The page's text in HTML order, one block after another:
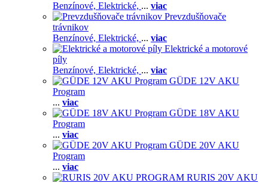
Benzínové, Elektrické, ... viac
Prevzdušňovače
trávnikov
Benzínové, Elektrické, ... viac
Elektrické a motorové
píly
Benzínové, Elektrické, ... viac
GÜDE 12V AKU
Program
... viac
GÜDE 18V AKU
Program
... viac
GÜDE 20V AKU
Program
... viac
RURIS 20V AKU